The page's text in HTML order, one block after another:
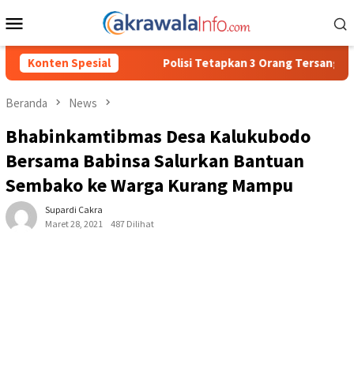
ke
Mobile
Konten Spesial
Polisi Tetapkan 3 Orang Tersangka Baru Kasus
Beranda News
Bhabinkamtibmas Desa Kalukubodo
Bersama Babinsa Salurkan Bantuan
Sembako ke Warga Kurang Mampu
Supardi Cakra
Maret 28, 2021
487 Dilihat